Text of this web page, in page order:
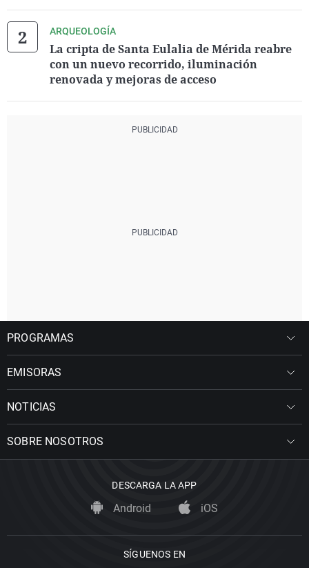
ARQUEOLOGÍA
La cripta de Santa Eulalia de Mérida reabre
con un nuevo recorrido, iluminación
renovada y mejoras de acceso
PROGRAMAS
EMISORAS
NOTICIAS
SOBRE NOSOTROS
DESCARGA LA APP
Android iOS
SÍGUENOS EN